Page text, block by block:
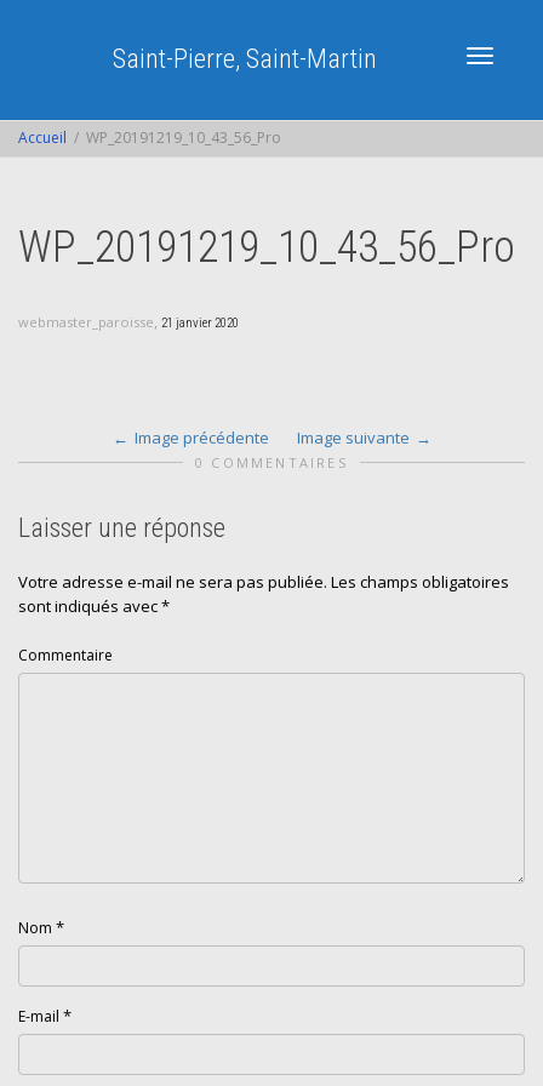
Saint-Pierre, Saint-Martin
Accueil WP_20191219_10_43_56_Pro
WP_20191219_10_43_56_Pro
webmaster_paroisse, 21 janvier 2020
Image précédente Image suivante
0 COMMENTAIRES
Laisser une réponse
Votre adresse e-mail ne sera pas publiée. Les champs obligatoires
sont indiqués avec*
Commentaire
Nom *
E-mail *